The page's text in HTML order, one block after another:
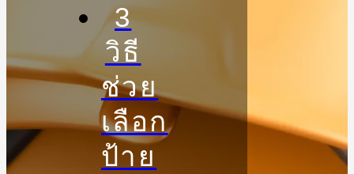
3
วิธี
ช่วย
เลือก
ป้าย